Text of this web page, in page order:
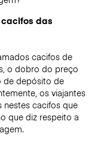
das
cacifos de
o dobro do preço
de depósito de
os viajantes
nestes cacifos que
que diz respeito a